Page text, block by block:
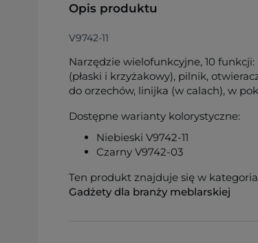
Opis produktu
V9742-11
Narzędzie wielofunkcyjne, 10
(płaski i krzyżakowy), pilnik,
do orzechów, linijka (w calach), w
Dostępne warianty kolorystyczne:
Niebieski V9742-11
Czarny V9742-03
Ten produkt znajduje się w
Gadżety dla branży meblarskiej